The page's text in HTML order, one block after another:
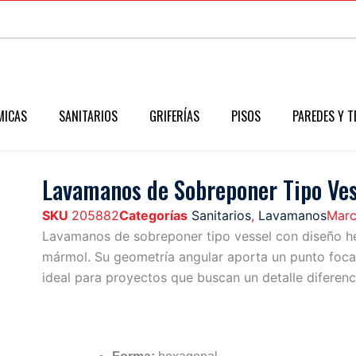
SANITARIOS GRIFERÍAS PISOS PAREDES Y
Lavamanos de Sobreponer Tipo
SKU 205882Categorías Sanitarios, Lavamanos
Lavamanos de sobreponer tipo vessel con diseño
mármol. Su geometría angular aporta un punto
ideal para proyectos que buscan un detalle